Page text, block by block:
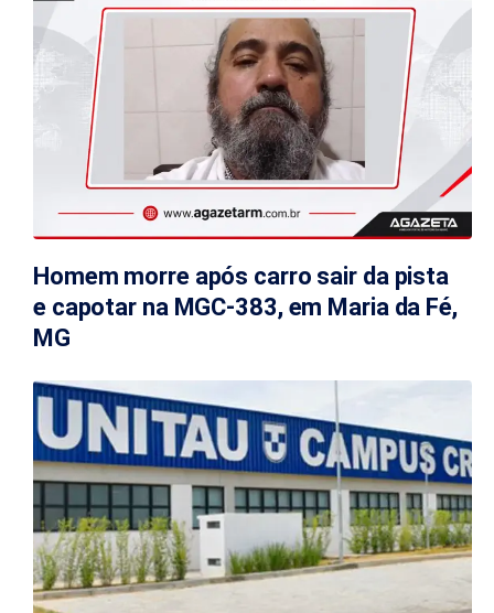
Homem morre após carro sair da pista
e capotar na MGC-383, em Maria da Fé,
MG